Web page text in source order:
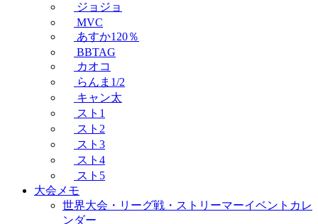
ジョジョ
MVC
あすか120％
BBTAG
カオコ
らんま1/2
キャン太
スト1
スト2
スト3
スト4
スト5
大会メモ
世界大会・リーグ戦・ストリーマーイベントカレ
ンダー